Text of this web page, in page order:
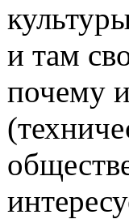
и там
почему